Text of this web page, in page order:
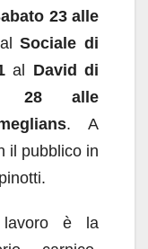
23 alle
alSociale di
al David di
28 alle
. A
il pubblico in
lavoro è la